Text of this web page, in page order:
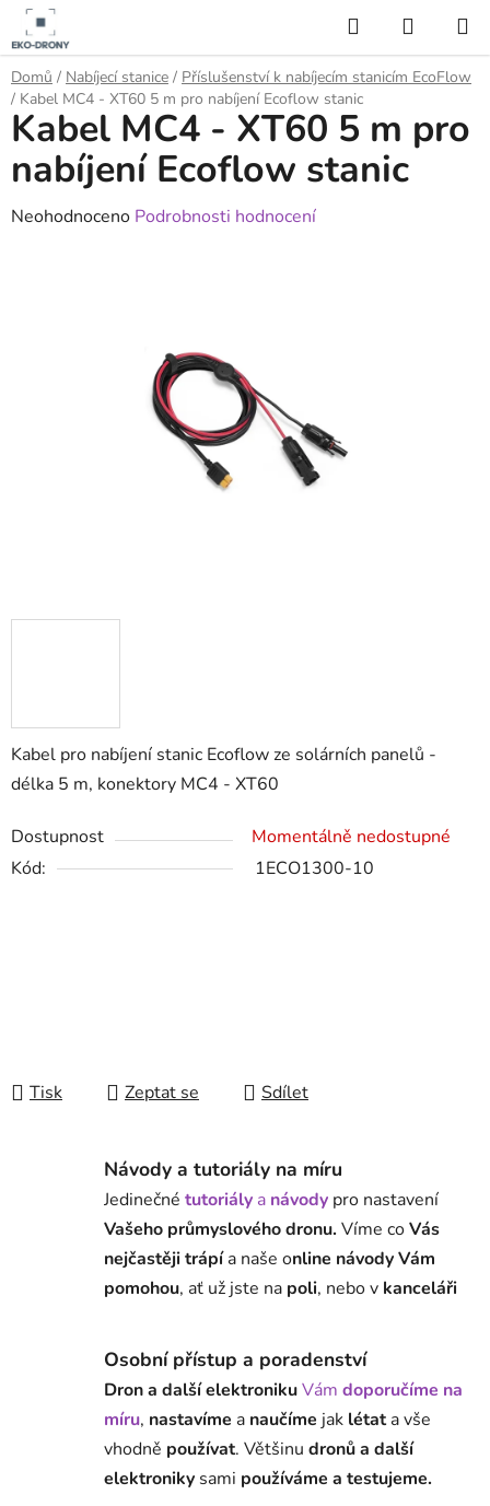
Přejít
obsah
Hledat
KOŠÍK
Domů / Nabíjecí stanice / Příslušenství k nabíjecím stanicím EcoFlow
/ Kabel MC4 - XT60 5 m pro nabíjení Ecoflow stanic
Kabel pro nabíjení stanic Ecoflow ze solárních panelů -
délka 5 m, konektory MC4 - XT60
Dostupnost
Momentálně nedostupné
Kód:
1ECO1300-10
Tisk Zeptat se Sdílet
Kabel MC4 - XT60 5 m pro
nabíjení Ecoflow stanic
Průměrné
Neohodnoceno Podrobnosti hodnocení
Návody a tutoriály na míru
Jedinečné tutoriály a návody pro nastavení
Vašeho průmyslového dronu. Víme coVás
nejčastěji trápía naše online návody Vám
pomohou, ať už jste na poli, nebo v kanceláři
Osobní přístup a poradenství
Dron a další elektronikuVám doporučíme na
míru, nastavíme a naučíme jak létata vše
vhodně používat. Většinu dronů a další
elektroniky sami používáme a testujeme.